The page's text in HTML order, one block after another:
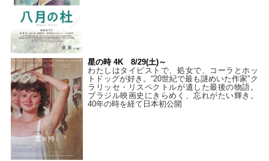
星の時 4K 8/29(土)～
わたしはタイピストで、処⼥で、コーラとホッ
トドッグが好き。“20世紀で最も謎めいた作家”ク
ラリッセ・リスペクトルが遺した最後の物語。
ブラジル映画史にきらめく、忘れがたい輝き。
40年の時を経て⽇本初公開